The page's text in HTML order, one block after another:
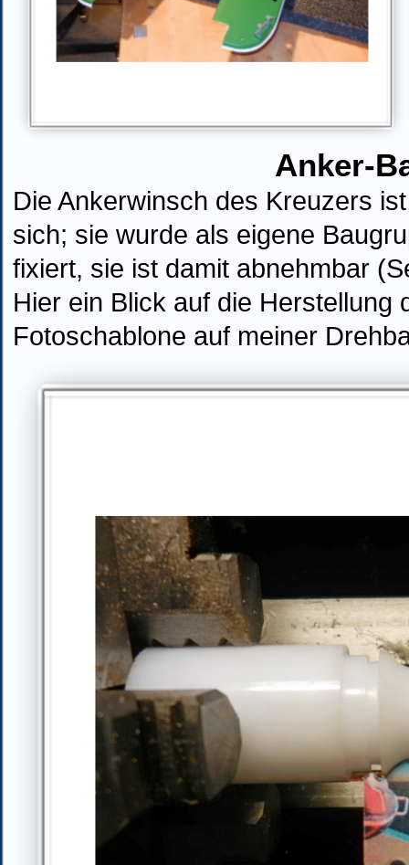
Anker-
Die Ankerwinsch des Kreuzers
sich; sie wurde als eigene
fixiert, sie ist damit abnehmbar
Hier ein Blick auf die Herstellung
Fotoschablone auf meiner